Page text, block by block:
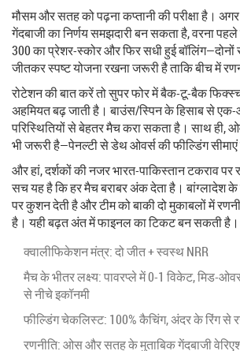
मौसम और सतह को पढ़ना कप्तानी की परीक्षा है।
गेंदबाजी का निर्णय समझदारी बन सकता है, वरना
300 का प्रेशर-स्कोर और फिर सधी हुई
जीतकर स्पष्ट योजना रखना जरूरी है ताकि बीच में
रोटेशन की बात करें तो सुपर फोर में बैक-टू-बैक
अहमियत बढ़ जाती है। बाउंस/स्पिन के हिसाब से
परिस्थितियों से बेहतर मैच करा सकता है। साथ ही,
भी जरूरी है—पेनल्टी से डेथ ओवर्स की फील्डिंग सीमाएं
और हां, दर्शकों की नजर भारत-पाकिस्तान टकराव पर
सच यह है कि हर मैच बराबर अंक देता है। बांग्लादेश
पर कुशन देती है और टीम को बाकी दो मुकाबलों में
है। यही बढ़त अंत में फाइनल का टिकट बन सकती है।
क्वालीफिकेशन मंत्र: दो जीत + स्वस्थ NRR
मैच के भीतर लक्ष्य: पावरप्ले में 0-1 विकेट, मिड-
से नीचे इकॉनमी
फील्डिंग चेकलिस्ट: 100% कैचिंग, अंदर के रिंग से
रणनीति: ओस और सतह के मुताबिक गेंदबाजी